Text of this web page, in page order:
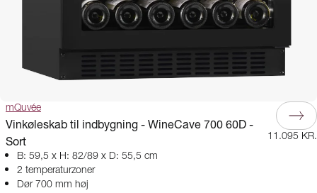
mQuvée
Vinkøleskab til indbygning - WineCave 700 60D -
Sort
B: 59,5 x H: 82/89 x D: 55,5 cm
2 temperaturzoner
Dør 700 mm høj
11.095 KR.